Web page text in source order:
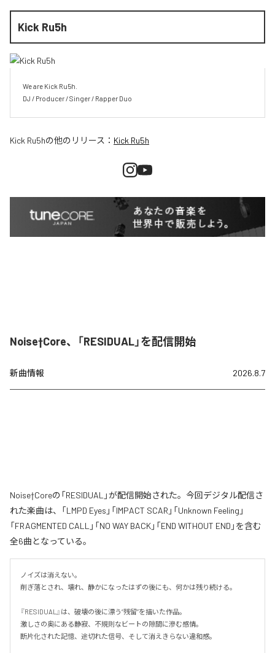
Kick Ru5h
We are Kick Ru5h.
DJ / Producer / Singer / Rapper Duo
Kick Ru5hの他のリリース： Kick Ru5h
Noise†Core、「RESIDUAL」を配信開始
新曲情報 2026.8.7
Noise†Coreの「RESIDUAL」が配信開始された。今回デジタル配信さ
れた楽曲は、「LMPD Eyes」「IMPACT SCAR」「Unknown Feeling」
「FRAGMENTED CALL」「NO WAY BACK」「END WITHOUT END」を含む
全6曲となっている。
ノイズは消えない。
削ぎ落とされ、壊れ、静かになったはずの後にも、何かは残り続ける。
『RESIDUAL』は、破壊の後に漂う“残留”を描いた作品。
激しさの奥にある静寂、不規則なビートの隙間に滲む感情。
断片化された記憶、途切れた信号、そして消えきらない違和感。